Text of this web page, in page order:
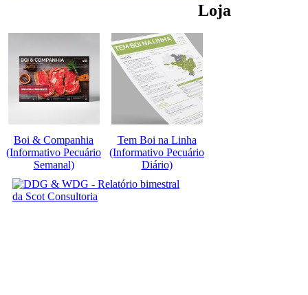
Loja
Boi & Companhia
(Informativo Pecuário
Semanal)
Tem Boi na Linha
(Informativo Pecuário
Diário)